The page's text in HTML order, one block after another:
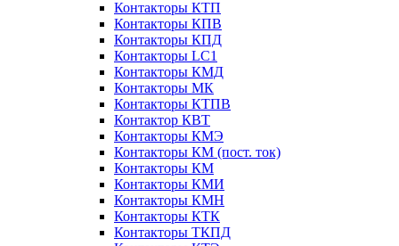
Контакторы КТП
Контакторы КПВ
Контакторы КПД
Контакторы LC1
Контакторы КМД
Контакторы МК
Контакторы КТПВ
Контактор КВТ
Контакторы КМЭ
Контакторы КМ (пост. ток)
Контакторы КМ
Контакторы КМИ
Контакторы КМН
Контакторы КТК
Контакторы ТКПД